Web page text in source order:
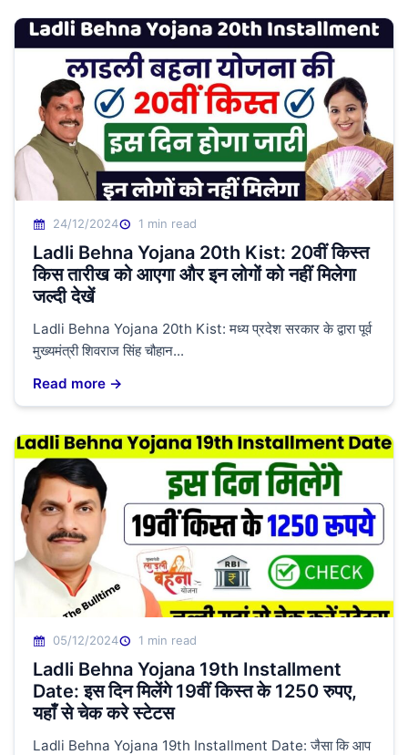
24/12/2024 1 min read
Ladli Behna Yojana 20th Kist: 20वीं किस्त
किस तारीख को आएगा और इन लोगों को नहीं मिलेगा
जल्दी देखें
Ladli Behna Yojana 20th Kist: मध्य प्रदेश सरकार के द्वारा पूर्व
मुख्यमंत्री शिवराज सिंह चौहान...
Read more →
05/12/2024 1 min read
Ladli Behna Yojana 19th Installment
Date: इस दिन मिलेंगे 19वीं किस्त के 1250 रुपए,
यहाँ से चेक करे स्टेटस
Ladli Behna Yojana 19th Installment Date: जैसा कि आप